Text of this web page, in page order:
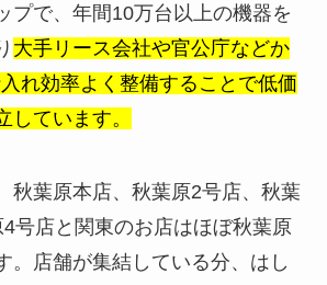
プで、年間10万台以上の機器を
大手リース会社や官公庁などか
れ効率よく整備することで低価
しています。
秋葉原本店、秋葉原2号店、秋葉
号店と関東のお店はほぼ秋葉原
。店舗が集結している分、はし